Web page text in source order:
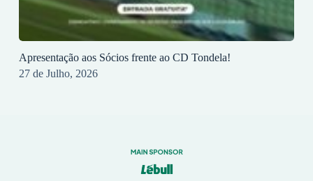
Apresentação aos Sócios frente ao CD Tondela!
27 de Julho, 2026